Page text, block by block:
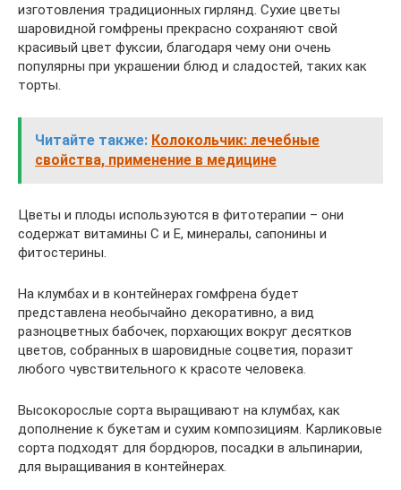
изготовления традиционных гирлянд. Сухие цветы
шаровидной гомфрены прекрасно сохраняют свой
красивый цвет фуксии, благодаря чему они очень
популярны при украшении блюд и сладостей, таких как
торты.
Читайте также: Колокольчик: лечебные
свойства, применение в медицине
Цветы и плоды используются в фитотерапии – они
содержат витамины С и Е, минералы, сапонины и
фитостерины.
На клумбах и в контейнерах гомфрена будет
представлена необычайно декоративно, а вид
разноцветных бабочек, порхающих вокруг десятков
цветов, собранных в шаровидные соцветия, поразит
любого чувствительного к красоте человека.
Высокорослые сорта выращивают на клумбах, как
дополнение к букетам и сухим композициям. Карликовые
сорта подходят для бордюров, посадки в альпинарии,
для выращивания в контейнерах.